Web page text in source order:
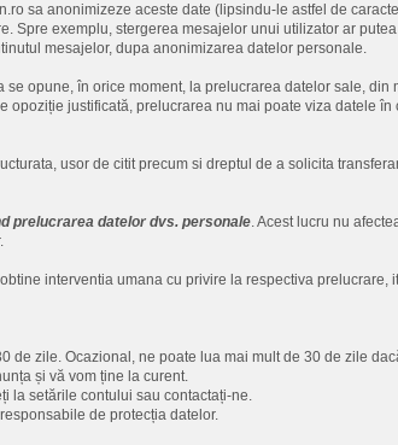
sa anonimizeze aceste date (lipsindu-le astfel de
Spre exemplu, stergerea mesajelor unui utilizator ar
mesajelor, dupa anonimizarea datelor personale.
opune, în orice moment, la prelucrarea datelor sale, din
justificată, prelucrarea nu mai poate viza datele în
usor de citit precum si dreptul de a solicita
prelucrarea datelor dvs. personale. Acest lucru nu
interventia umana cu privire la respectiva prelucrare,
de zile. Ocazional, ne poate lua mai mult de 30 de zile
și vă vom ține la curent.
la setările contului sau contactați-ne.
de protecția datelor.